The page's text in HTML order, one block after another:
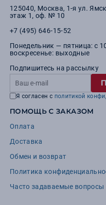
125040, Москва, 1-я ул.
этаж 1, оф. № 10
+7 (495) 646-15-52
Понедельник — пятница: с
воскресенье: выходные
Подпишитесь на рассылку
Я согласен с политикой
ПОМОЩЬ С ЗАКАЗОМ
Оплата
Доставка
Обмен и возврат
Политика
Часто задаваемые вопросы